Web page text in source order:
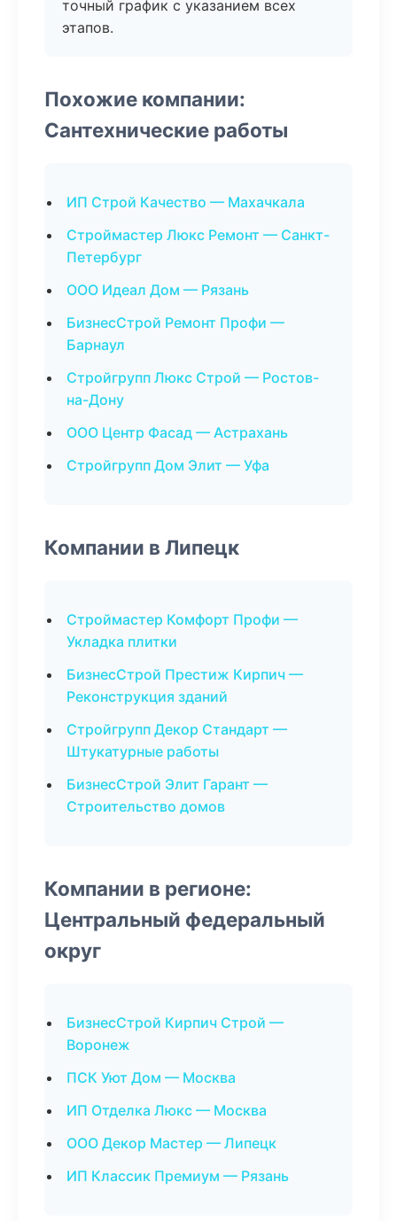
точный график с указанием всех
этапов.
Похожие компании:
Сантехнические работы
ИП Строй Качество — Махачкала
Строймастер Люкс Ремонт — Санкт-
Петербург
ООО Идеал Дом — Рязань
БизнесСтрой Ремонт Профи —
Барнаул
Стройгрупп Люкс Строй — Ростов-
на-Дону
ООО Центр Фасад — Астрахань
Стройгрупп Дом Элит — Уфа
Компании в Липецк
Строймастер Комфорт Профи —
Укладка плитки
БизнесСтрой Престиж Кирпич —
Реконструкция зданий
Стройгрупп Декор Стандарт —
Штукатурные работы
БизнесСтрой Элит Гарант —
Строительство домов
Компании в регионе:
Центральный федеральный
округ
БизнесСтрой Кирпич Строй —
Воронеж
ПСК Уют Дом — Москва
ИП Отделка Люкс — Москва
ООО Декор Мастер — Липецк
ИП Классик Премиум — Рязань